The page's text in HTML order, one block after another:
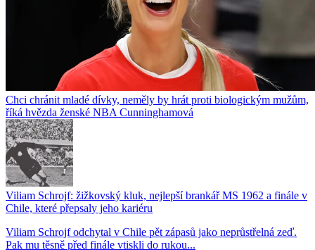
Chci chránit mladé dívky, neměly by hrát proti biologickým mužům,
říká hvězda ženské NBA Cunninghamová
Viliam Schrojf: žižkovský kluk, nejlepší brankář MS 1962 a finále v
Chile, které přepsaly jeho kariéru
Viliam Schrojf odchytal v Chile pět zápasů jako neprůstřelná zeď.
Pak mu těsně před finále vtiskli do rukou...